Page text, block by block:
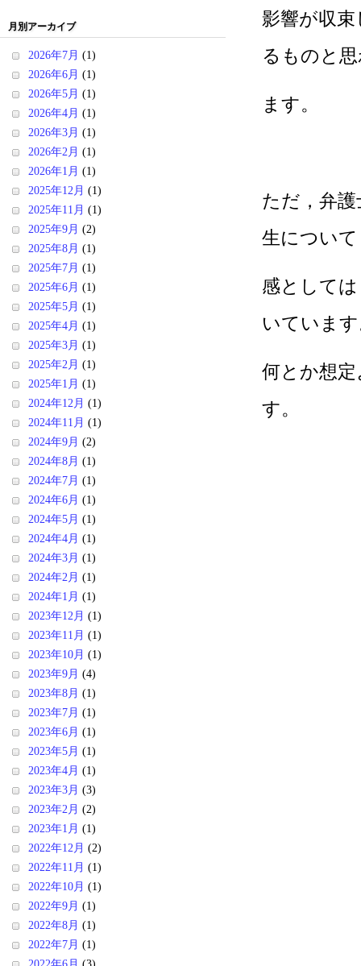
影響が収
るものと
ます。
ただ，弁
生につい
感として
いていま
何とか想
す。
月別アーカイブ
2026年7月 (1)
2026年6月 (1)
2026年5月 (1)
2026年4月 (1)
2026年3月 (1)
2026年2月 (1)
2026年1月 (1)
2025年12月 (1)
2025年11月 (1)
2025年9月 (2)
2025年8月 (1)
2025年7月 (1)
2025年6月 (1)
2025年5月 (1)
2025年4月 (1)
2025年3月 (1)
2025年2月 (1)
2025年1月 (1)
2024年12月 (1)
2024年11月 (1)
2024年9月 (2)
2024年8月 (1)
2024年7月 (1)
2024年6月 (1)
2024年5月 (1)
2024年4月 (1)
2024年3月 (1)
2024年2月 (1)
2024年1月 (1)
2023年12月 (1)
2023年11月 (1)
2023年10月 (1)
2023年9月 (4)
2023年8月 (1)
2023年7月 (1)
2023年6月 (1)
2023年5月 (1)
2023年4月 (1)
2023年3月 (3)
2023年2月 (2)
2023年1月 (1)
2022年12月 (2)
2022年11月 (1)
2022年10月 (1)
2022年9月 (1)
2022年8月 (1)
2022年7月 (1)